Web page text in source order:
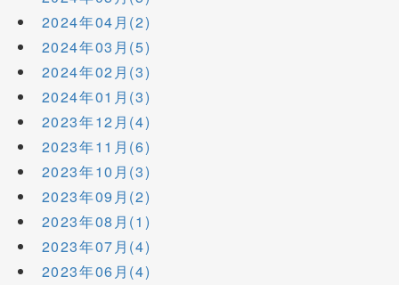
2024年04月(2)
2024年03月(5)
2024年02月(3)
2024年01月(3)
2023年12月(4)
2023年11月(6)
2023年10月(3)
2023年09月(2)
2023年08月(1)
2023年07月(4)
2023年06月(4)